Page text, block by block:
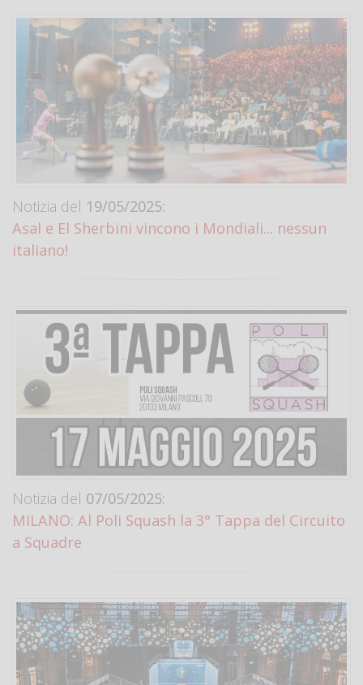
Notizia del 19/05/2025:
Asal e El Sherbini vincono i Mondiali... nessun
italiano!
Notizia del 07/05/2025:
MILANO: Al Poli Squash la 3° Tappa del Circuito
a Squadre